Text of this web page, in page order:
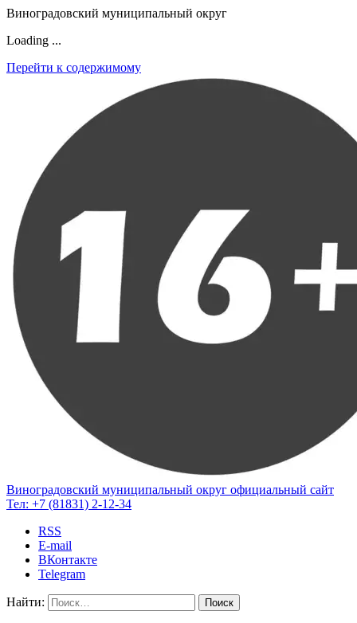
Виноградовский муниципальный округ
Loading ...
Перейти к содержимому
Виноградовский муниципальный округ официальный сайт
Тел: +7 (81831) 2-12-34
RSS
E-mail
ВКонтакте
Telegram
Найти: